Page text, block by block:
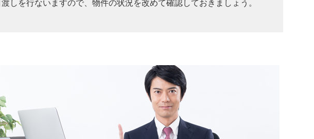
しを行ないますので、物件の状況を改めて確認しておきましょう。